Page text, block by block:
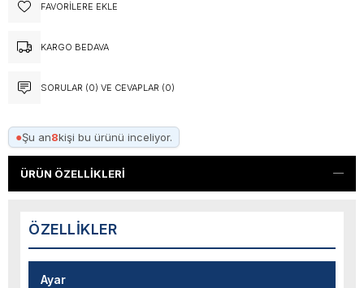
FAVORILERE EKLE
KARGO BEDAVA
SORULAR (0) VE CEVAPLAR (0)
●Şu an8kişi bu ürünü inceliyor.
ÜRÜN ÖZELLIKLERI
ÖZELLIKLER
Ayar